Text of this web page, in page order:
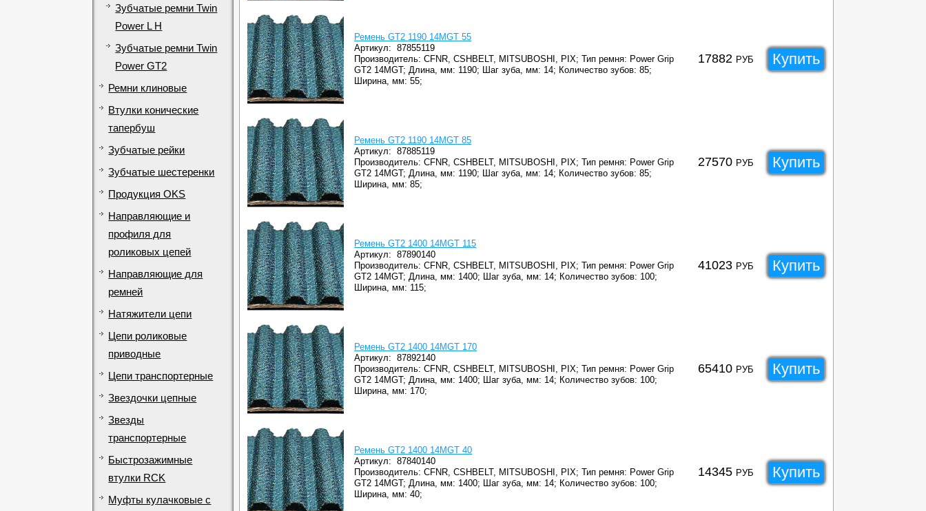
Зубчатые ремни Twin
Power L H
Зубчатые ремни Twin
Power GT2
Ремни клиновые
Втулки конические
тапербуш
Зубчатые рейки
Зубчатые шестеренки
Продукция OKS
Направляющие и
профиля для
роликовых цепей
Направляющие для
ремней
Натяжители цепи
Цепи роликовые
приводные
Цепи транспортерные
Звездочки цепные
Звезды
транспортерные
Быстрозажимные
втулки RCK
Муфты кулачковые с
Ремень GT2 1190 14MGT 55
Артикул:87855119
Производитель: CFNR, CSHBELT, MITSUBOSHI, PIX; Тип ремня: Power Grip
GT2 14MGT; Длина, мм: 1190; Шаг зуба, мм: 14; Количество зубов: 85;
Ширина, мм: 55;
17882 РУБ Купить
Ремень GT2 1190 14MGT 85
Артикул:87885119
Производитель: CFNR, CSHBELT, MITSUBOSHI, PIX; Тип ремня: Power Grip
GT2 14MGT; Длина, мм: 1190; Шаг зуба, мм: 14; Количество зубов: 85;
Ширина, мм: 85;
27570 РУБ Купить
Ремень GT2 1400 14MGT 115
Артикул:87890140
Производитель: CFNR, CSHBELT, MITSUBOSHI, PIX; Тип ремня: Power Grip
GT2 14MGT; Длина, мм: 1400; Шаг зуба, мм: 14; Количество зубов: 100;
Ширина, мм: 115;
41023 РУБ Купить
Ремень GT2 1400 14MGT 170
Артикул:87892140
Производитель: CFNR, CSHBELT, MITSUBOSHI, PIX; Тип ремня: Power Grip
GT2 14MGT; Длина, мм: 1400; Шаг зуба, мм: 14; Количество зубов: 100;
Ширина, мм: 170;
65410 РУБ Купить
Ремень GT2 1400 14MGT 40
Артикул:87840140
Производитель: CFNR, CSHBELT, MITSUBOSHI, PIX; Тип ремня: Power Grip
GT2 14MGT; Длина, мм: 1400; Шаг зуба, мм: 14; Количество зубов: 100;
Ширина, мм: 40;
14345 РУБ Купить